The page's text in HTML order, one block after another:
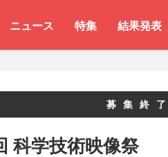
ニュース 特集 結果発表
募集終了
科学技術映像祭